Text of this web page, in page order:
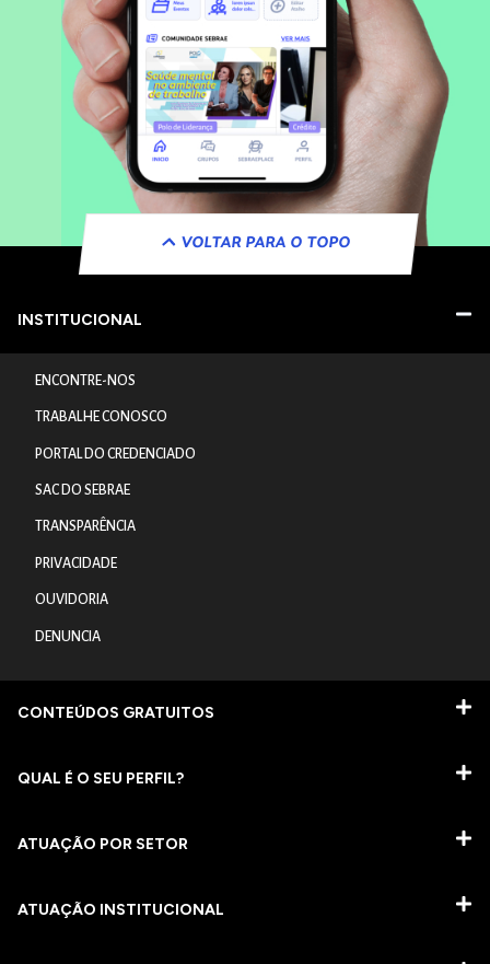
VOLTAR PARA O TOPO
INSTITUCIONAL
ENCONTRE-NOS
TRABALHE CONOSCO
PORTAL DO CREDENCIADO
SAC DO SEBRAE
TRANSPARÊNCIA
PRIVACIDADE
OUVIDORIA
DENUNCIA
CONTEÚDOS GRATUITOS
QUAL É O SEU PERFIL?
ATUAÇÃO POR SETOR
ATUAÇÃO INSTITUCIONAL